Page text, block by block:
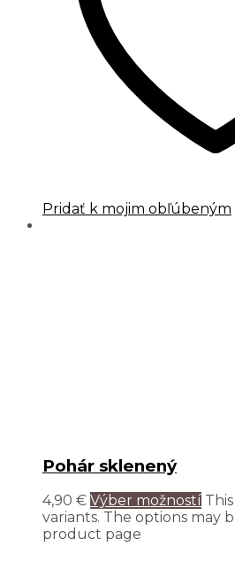
Pridať k mojim obľúbeným
Pohár sklenený
4,90 € Výber možností
variants. The options may
product page